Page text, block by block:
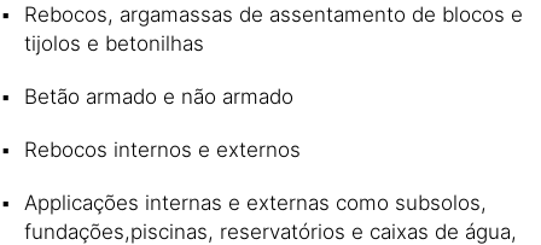
Rebocos, argamassas de assentamento de blocos e
tijolos e betonilhas
Betão armado e não armado
Rebocos internos e externos
Applicações internas e externas como subsolos,
fundações,piscinas, reservatórios e caixas de água,